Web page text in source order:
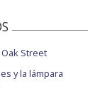
Street
y la lámpara